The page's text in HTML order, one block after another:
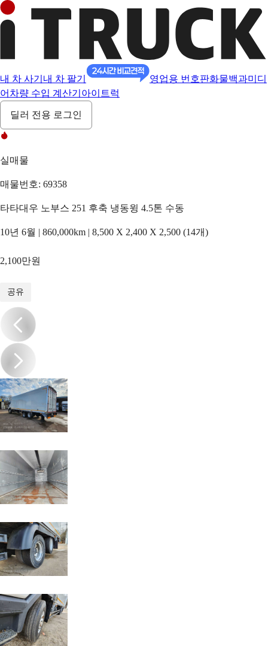
내 차 사기 내 차 팔기 영업용 번호판화물백과미디
어 차량 수입 계산기 아이트럭
딜러 전용 로그인
실매물
매물번호: 69358
타타대우 노부스 251 후축 냉동윙 4.5톤 수동
10년 6월 | 860,000km | 8,500 X 2,400 X 2,500 (14개)
2,100만원
공유
/10